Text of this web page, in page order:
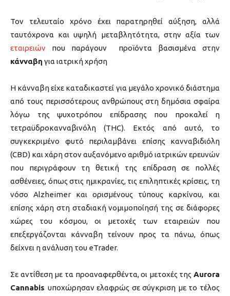
Τον τελευταίο χρόνο έχει παρατηρηθεί αύξηση, αλλά
ταυτόχρονα και υψηλή μεταβλητότητα, στην αξία των
εταιρειών που παράγουν προϊόντα βασισμένα στην
κάνναβη για ιατρική χρήση
Η κάνναβη είχε καταδικαστεί για μεγάλο χρονικό διάστημα
από τους περισσότερους ανθρώπους στη δημόσια σφαίρα
λόγω της ψυχοτρόπου επίδρασης που προκαλεί η
τετραϋδροκανναβινόλη (THC). Εκτός από αυτό, το
συγκεκριμένο φυτό περιλαμβάνει επίσης κανναβιδιόλη
(CBD) και χάρη στον αυξανόμενο αριθμό ιατρικών ερευνών
που περιγράφουν τη θετική της επίδραση σε πολλές
ασθένειες, όπως στις ημικρανίες, τις επιληπτικές κρίσεις, τη
νόσο Alzheimer και ορισμένους τύπους καρκίνου, και
επίσης χάρη στη σταδιακή νομιμοποίησή της σε διάφορες
χώρες του κόσμου, οι μετοχές των εταιρειών που
επεξεργάζονται κάνναβη τείνουν προς τα πάνω, όπως
δείχνει η ανάλυση του eTrader.
Σε αντίθεση με τα προαναφερθέντα, οι μετοχές της Aurora
Cannabis υποχώρησαν ελαφρώς σε σύγκριση με το τέλος